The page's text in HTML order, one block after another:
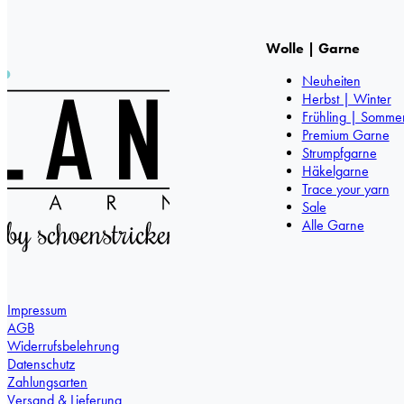
Wolle | Garne
Neuheiten
Herbst | Winter
Frühling |
Premium Garne
Strumpfgarne
Häkelgarne
Trace your yarn
Sale
Alle Garne
Impressum
AGB
Widerrufsbelehrung
Datenschutz
Zahlungsarten
Versand & Lieferung